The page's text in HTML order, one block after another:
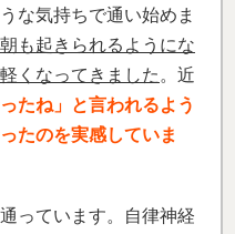
な気持ちで通い始めま
も起きられるようにな
くなってきました 。近
たね」と言われるよう
たのを実感していま
っています。自律神経